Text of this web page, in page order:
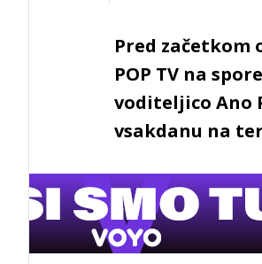
Pred začetkom
POP TV na
voditeljico Ano
vsakdanu na